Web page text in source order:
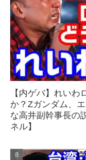
【内ゲバ】れい
か？Zガンダム、
な高井副幹事長の
ネル】